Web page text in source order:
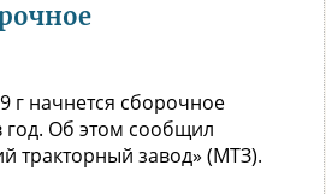
г начнется сборочное
год. Об этом сообщил
тракторный завод» (МТЗ).